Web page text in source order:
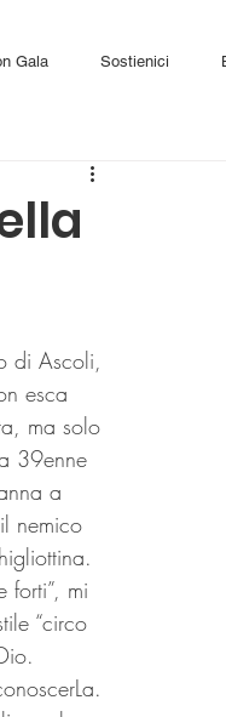
Gala Sostienici
esca
ma solo
39enne
a
nemico
forti”, mi
“circo